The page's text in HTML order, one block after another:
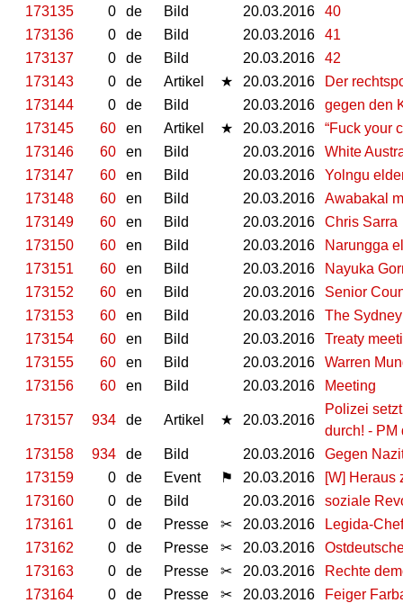
173135 0 de Bild 20.03.2016
40
173136
0 de Bild 20.03.2016
41
173137
0 de Bild 20.03.2016
42
173143
0 de Artikel ★ 20.03.2016
Der
173144
0 de Bild 20.03.2016
gegen den
173145
60 en Artikel ★ 20.03.2016
“Fuck your
173146
60 en Bild 20.03.2016
White
173147
60 en Bild 20.03.2016
Yolngu
173148
60 en Bild 20.03.2016
Awabakal
173149
60 en Bild 20.03.2016
Chris Sarra
173150
60 en Bild 20.03.2016
Narungga
173151
60 en Bild 20.03.2016
Nayuka
173152
60 en Bild 20.03.2016
Senior
173153
60 en Bild 20.03.2016
The
173154
60 en Bild 20.03.2016
Treaty
173155
60 en Bild 20.03.2016
Warren
173156
60 en Bild 20.03.2016 Meeting
173157 934 de Artikel ★ 20.03.2016
Polizei
durch! - PM
173158
934 de Bild 20.03.2016
Gegen
173159
0 de Event ⚑ 20.03.2016
[W] Heraus
173160
0 de Bild 20.03.2016
soziale
173161
0 de Presse ✂ 20.03.2016
Legida-
173162
0 de Presse ✂ 20.03.2016
173163
0 de Presse ✂ 20.03.2016
Rechte
173164
0 de Presse ✂ 20.03.2016
Feiger